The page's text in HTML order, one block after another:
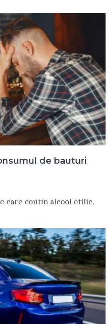
de bauturi
care contin alcool etilic,